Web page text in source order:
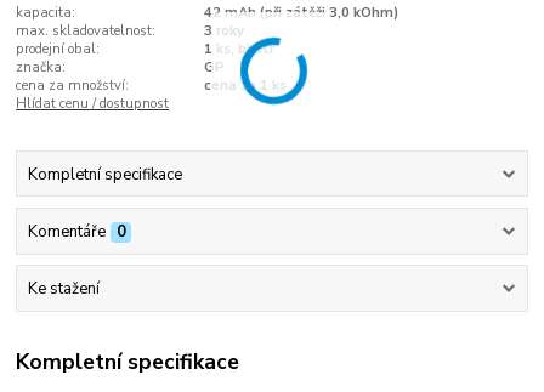
kapacita:
42 mAh (při zátěži 3,0 kOhm)
max. skladovatelnost:
3 roky
prodejní obal:
1 ks, blistr
značka:
GP
cena za množství:
cena za 1 ks
Hlídat cenu / dostupnost
Kompletní specifikace
Komentáře 0
Ke stažení
Kompletní specifikace